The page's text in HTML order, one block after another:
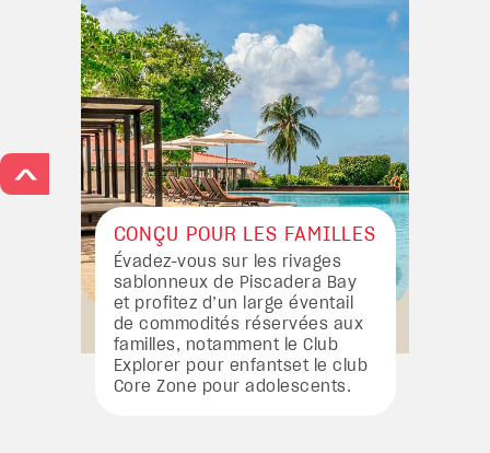
CONÇU POUR LES FAMILLES
Évadez-vous sur les rivages
sablonneux de Piscadera Bay
et profitez d’un large éventail
de commodités réservées aux
familles, notamment le Club
Explorer pour enfantset le club
Core Zone pour adolescents.